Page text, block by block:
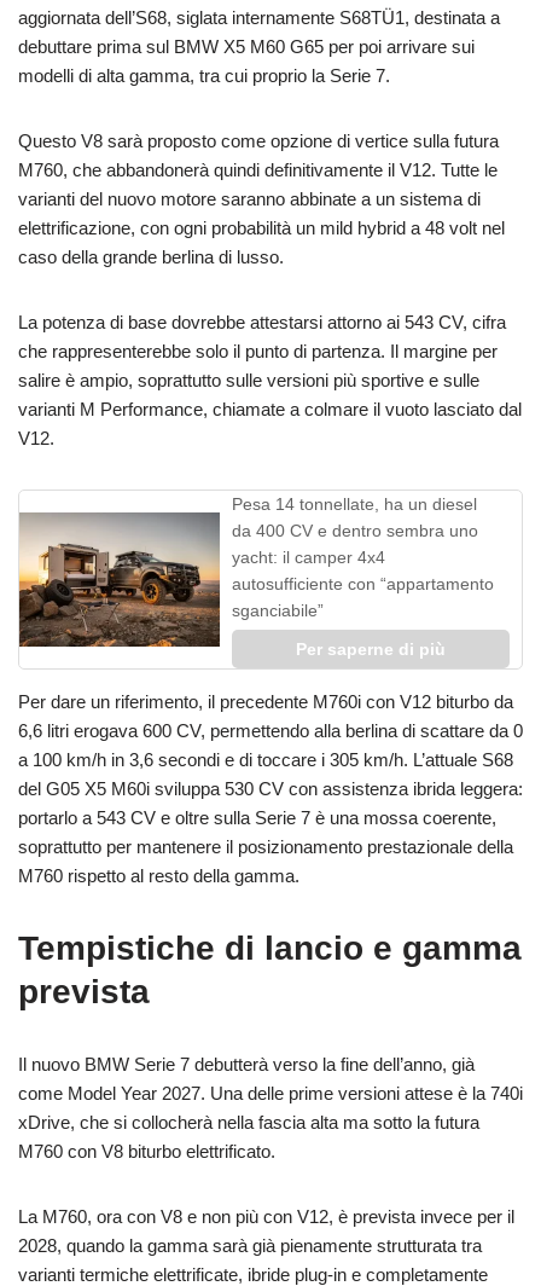
aggiornata dell’S68, siglata internamente S68TÜ1, destinata a
debuttare prima sul BMW X5 M60 G65 per poi arrivare sui
modelli di alta gamma, tra cui proprio la Serie 7.
Questo V8 sarà proposto come opzione di vertice sulla futura
M760, che abbandonerà quindi definitivamente il V12. Tutte le
varianti del nuovo motore saranno abbinate a un sistema di
elettrificazione, con ogni probabilità un mild hybrid a 48 volt nel
caso della grande berlina di lusso.
La potenza di base dovrebbe attestarsi attorno ai 543 CV, cifra
che rappresenterebbe solo il punto di partenza. Il margine per
salire è ampio, soprattutto sulle versioni più sportive e sulle
varianti M Performance, chiamate a colmare il vuoto lasciato dal
V12.
Pesa 14 tonnellate, ha un diesel
da 400 CV e dentro sembra uno
yacht: il camper 4x4
autosufficiente con “appartamento
sganciabile”
Per saperne di più
Per dare un riferimento, il precedente M760i con V12 biturbo da
6,6 litri erogava 600 CV, permettendo alla berlina di scattare da 0
a 100 km/h in 3,6 secondi e di toccare i 305 km/h. L’attuale S68
del G05 X5 M60i sviluppa 530 CV con assistenza ibrida leggera:
portarlo a 543 CV e oltre sulla Serie 7 è una mossa coerente,
soprattutto per mantenere il posizionamento prestazionale della
M760 rispetto al resto della gamma.
Tempistiche di lancio e gamma
prevista
Il nuovo BMW Serie 7 debutterà verso la fine dell’anno, già
come Model Year 2027. Una delle prime versioni attese è la 740i
xDrive, che si collocherà nella fascia alta ma sotto la futura
M760 con V8 biturbo elettrificato.
La M760, ora con V8 e non più con V12, è prevista invece per il
2028, quando la gamma sarà già pienamente strutturata tra
varianti termiche elettrificate, ibride plug-in e completamente